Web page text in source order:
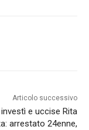
Articolo successivo
e uccise Rita
arrestato 24enne,